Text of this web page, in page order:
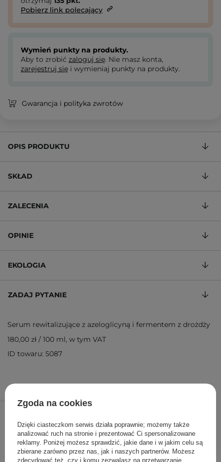
54,00 zł /szt.
DODAJ DO KOSZYKA
Pobierz link polecający
Wymień punkty na produkty.
Aby to zrobić zaloguj się. Nie masz konta,
zarejestruj się i wymieniaj punkty na produkty.
Gwarancja i polityka zwrotów
OPIS PRODUKTU
SKŁAD
ZALECENIA
OPINIE
EKOLOGIA
ZADAJ PYTANIE
Serum rewitalizujące z azeloglicyną i fermentem z drożdży
180,00 zł / 100 ml, w tym VAT
ID towaru: 5087
Zgoda na cookies
Dzięki ciasteczkom serwis działa poprawnie; możemy także
analizować ruch na stronie i prezentować Ci spersonalizowane
reklamy. Poniżej możesz sprawdzić, jakie dane i w jakim celu są
zbierane zarówno przez nas, jak i naszych partnerów. Możesz
zdecydować też, czy i komu zezwalasz na przetwarzanie